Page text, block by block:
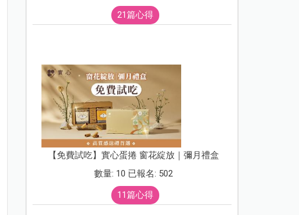
21篇心得
【免費試吃】實心蛋捲 窗花綻放｜彌月禮盒
數量: 10 已報名: 502
11篇心得